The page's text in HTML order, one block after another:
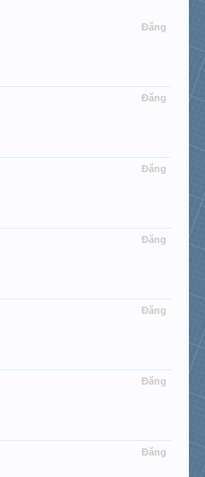
Đăng
Đăng
Đăng
Đăng
Đăng
Đăng
Đăng